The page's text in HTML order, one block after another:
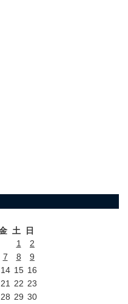
土
日
1
2
7 8
9
14 15 16
21 22 23
28 29 30